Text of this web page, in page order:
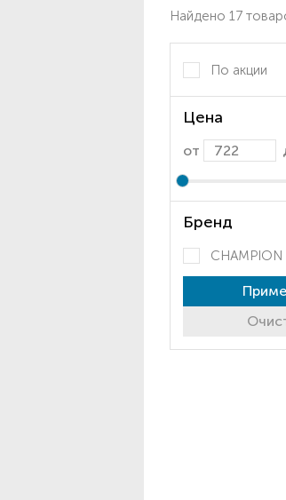
Найдено 17
По акции
Цена
от
Бренд
CHAMPION